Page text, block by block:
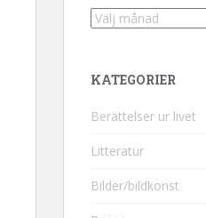
Arkiv
KATEGORIER
Berättelser ur livet
Litteratur
Bilder/bildkonst